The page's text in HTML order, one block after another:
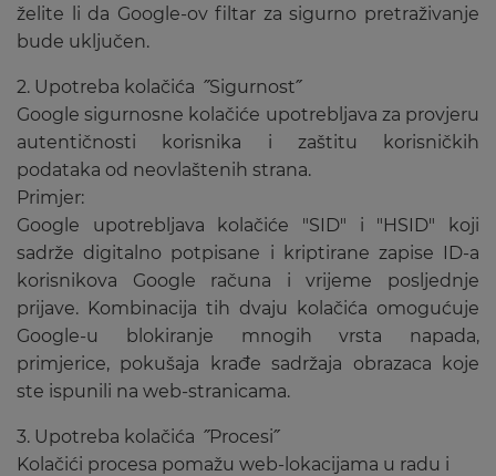
želite li da Google-ov filtar za sigurno pretraživanje
bude uključen.
2. Upotreba kolačića ˝Sigurnost˝
Google sigurnosne kolačiće upotrebljava za provjeru
autentičnosti korisnika i zaštitu korisničkih
podataka od neovlaštenih strana.
Primjer:
Google upotrebljava kolačiće "SID" i "HSID" koji
sadrže digitalno potpisane i kriptirane zapise ID-a
korisnikova Google računa i vrijeme posljednje
prijave. Kombinacija tih dvaju kolačića omogućuje
Google-u blokiranje mnogih vrsta napada,
primjerice, pokušaja krađe sadržaja obrazaca koje
ste ispunili na web-stranicama.
3. Upotreba kolačića ˝Procesi˝
Kolačići procesa pomažu web-lokacijama u radu i